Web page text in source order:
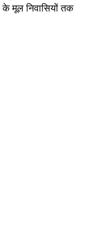
के मूल निवासियों तक